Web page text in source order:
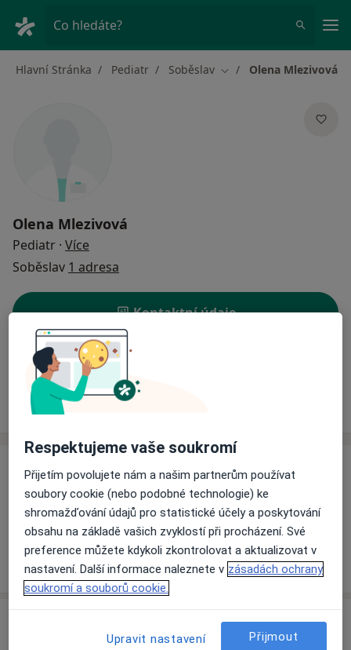
Co hledáte?
Hlavní Stránka Pediatr Soběslav Změna města
Olena Mlezivová
Olena Mlezivová
Pediatr · Více
Soběslav 1 adresa
Kontaktní údaje
Rezervovat termín
Ceník
Ceník
Informace o službách a cenách nejsou k dispozici
Tento specialista ještě nepřidával žádné informace o
svých službách.
Respektujeme vaše soukromí
Přijetím povolujete nám a našim partnerům používat
soubory cookie (nebo podobné technologie) ke
shromažďování údajů pro statistické účely a poskytování
obsahu na základě vašich zvyklostí při procházení. Své
preference můžete kdykoli zkontrolovat a aktualizovat v
nastavení. Další informace naleznete v zásadách ochrany
soukromí a souborů cookie.
Upravit nastavení Přijmout